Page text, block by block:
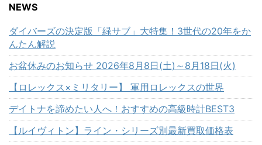
NEWS
ダイバーズの決定版「緑サブ」大特集！3世代の20年をか
んたん解説
お盆休みのお知らせ 2026年8月8日(土)～8月18日(火)
【ロレックス×ミリタリー】 軍用ロレックスの世界
デイトナを諦めたい人へ！おすすめの高級時計BEST3
【ルイヴィトン】ライン・シリーズ別最新買取価格表